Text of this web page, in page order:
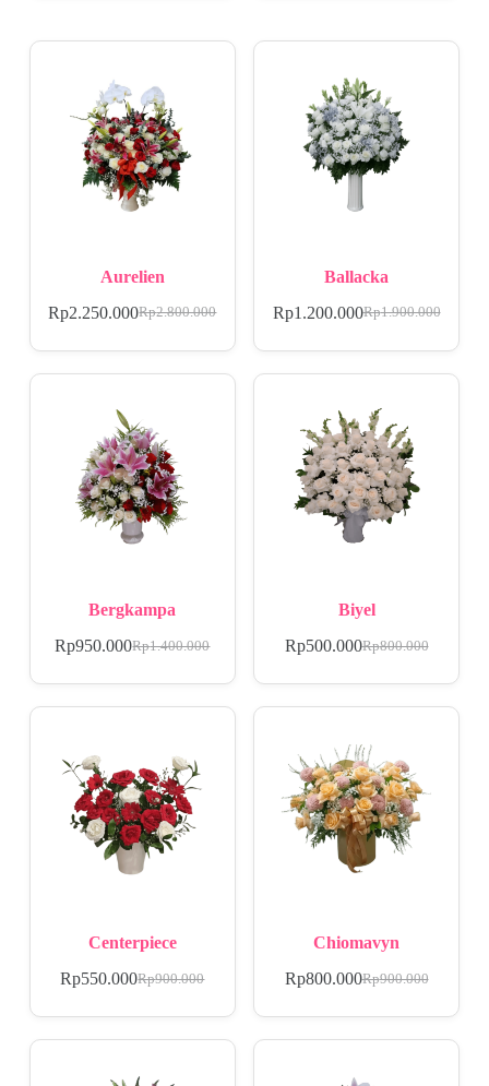
Aurelien
Rp2.800.000
Rp2.250.000
Ballacka
Rp1.900.000
Rp1.200.000
Bergkampa
Rp1.400.000
Rp950.000
Biyel
Rp800.000
Rp500.000
Centerpiece
Rp900.000
Rp550.000
Chiomavyn
Rp900.000
Rp800.000